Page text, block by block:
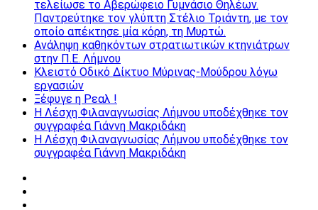
τελείωσε το Αβερώφειο Γυμνάσιο Θηλέων.
Παντρεύτηκε τον γλύπτη Στέλιο Τριάντη, με τον
οποίο απέκτησε μία κόρη, τη Μυρτώ.
Ανάληψη καθηκόντων στρατιωτικών κτηνιάτρων
στην Π.Ε. Λήμνου
Κλειστό Οδικό Δίκτυο Μύρινας-Μούδρου λόγω
εργασιών
Ξέφυγε η Ρεαλ !
Η Λέσχη Φιλαναγνωσίας Λήμνου υποδέχθηκε τον
συγγραφέα Γιάννη Μακριδάκη
Η Λέσχη Φιλαναγνωσίας Λήμνου υποδέχθηκε τον
συγγραφέα Γιάννη Μακριδάκη